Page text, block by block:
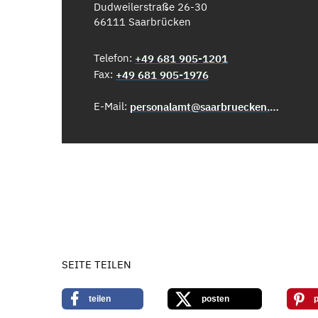
Dudweilerstraße 26-30
66111 Saarbrücken
Telefon: +49 681 905-1201
Fax: +49 681 905-1976
E-Mail: personalamt@saarbruecken.de
SEITE TEILEN
teilen posten